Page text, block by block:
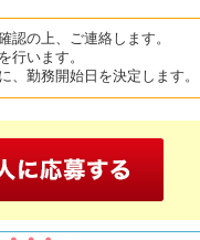
の上、ご連絡します。
行います。
勤務開始日を決定します。